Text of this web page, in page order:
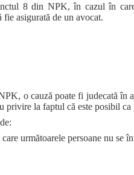
8 din NPK, în cazul în care
fie asigurată de un avocat.
o cauză poate fi judecată în
privire la faptul că este posibil ca
următoarele persoane nu se